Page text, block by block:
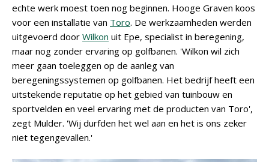
echte werk moest toen nog beginnen. Hooge Graven koos
voor een installatie van Toro. De werkzaamheden werden
uitgevoerd door Wilkon uit Epe, specialist in beregening,
maar nog zonder ervaring op golfbanen. 'Wilkon wil zich
meer gaan toeleggen op de aanleg van
beregeningssystemen op golfbanen. Het bedrijf heeft een
uitstekende reputatie op het gebied van tuinbouw en
sportvelden en veel ervaring met de producten van Toro',
zegt Mulder. 'Wij durfden het wel aan en het is ons zeker
niet tegengevallen.'